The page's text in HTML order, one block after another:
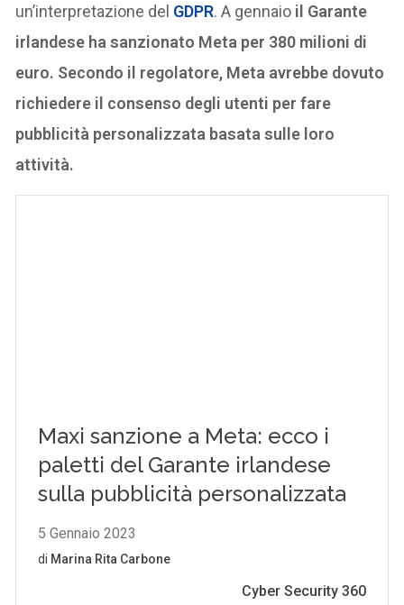
un’interpretazione del GDPR. A gennaio il Garante
irlandese ha sanzionato Meta per 380 milioni di
euro. Secondo il regolatore, Meta avrebbe dovuto
richiedere il consenso degli utenti per fare
pubblicità personalizzata basata sulle loro
attività.